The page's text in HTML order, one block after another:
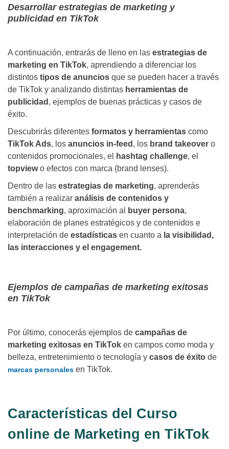
Desarrollar estrategias de marketing y
publicidad en TikTok
A continuación, entrarás de lleno en las estrategias de
marketing en TikTok, aprendiendo a diferenciar los
distintos tipos de anuncios que se pueden hacer a través
de TikTok y analizando distintas herramientas de
publicidad , ejemplos de buenas prácticas y casos de
éxito.
Descubrirás diferentes formatos y herramientas como
TikTok Ads, los anuncios in-feed , los brand takeover o
contenidos promocionales, el
hashtag challenge, el
topviewo efectos con marca (brand lenses).
Dentro de las estrategias de marketing, aprenderás
también a realizar análisis de contenidos y
benchmarking, aproximación al buyer persona,
elaboración de planes estratégicos y de contenidos e
interpretación de estadísticas en cuanto a la visibilidad,
las interacciones y el engagement.
Ejemplos de campañas de marketing exitosas
en TikTok
Por último, conocerás ejemplos de campañas de
marketing exitosas en TikTok en campos como moda y
belleza, entretenimiento o tecnología y casos de éxito de
marcas personales en TikTok.
Características del Curso
online de Marketing en TikTok